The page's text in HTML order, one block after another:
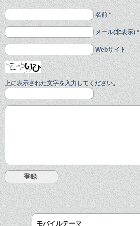
名前 *
メール(非表示) *
Webサイト
上に表示された文字を入力してください。
モバイルテーマ